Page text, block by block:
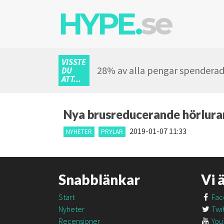
HYPE.se
VISSTE
DU
ATT...
28% av alla pengar
Nya brusreducerande
NYHETER PRYLAR 2019-01-07 11:33
Snabblänkar
Start
Nyheter
Recensioner
Vi